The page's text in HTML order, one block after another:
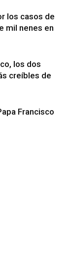
los casos de
mil nenes en
los dos
creíbles de
Francisco